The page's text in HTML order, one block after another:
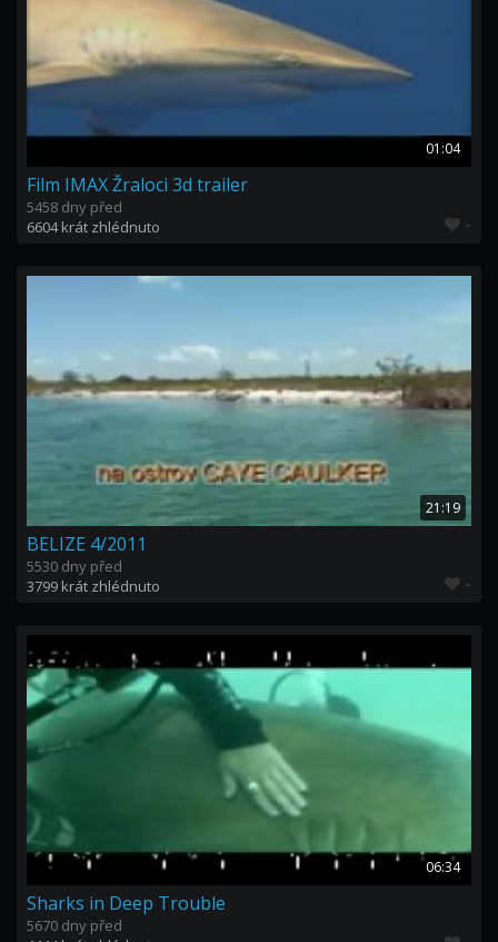
01:04
Film IMAX Žraloci 3d trailer
5458 dny před
6604 krát zhlédnuto
-
21:19
BELIZE 4/2011
5530 dny před
3799 krát zhlédnuto
-
06:34
Sharks in Deep Trouble
5670 dny před